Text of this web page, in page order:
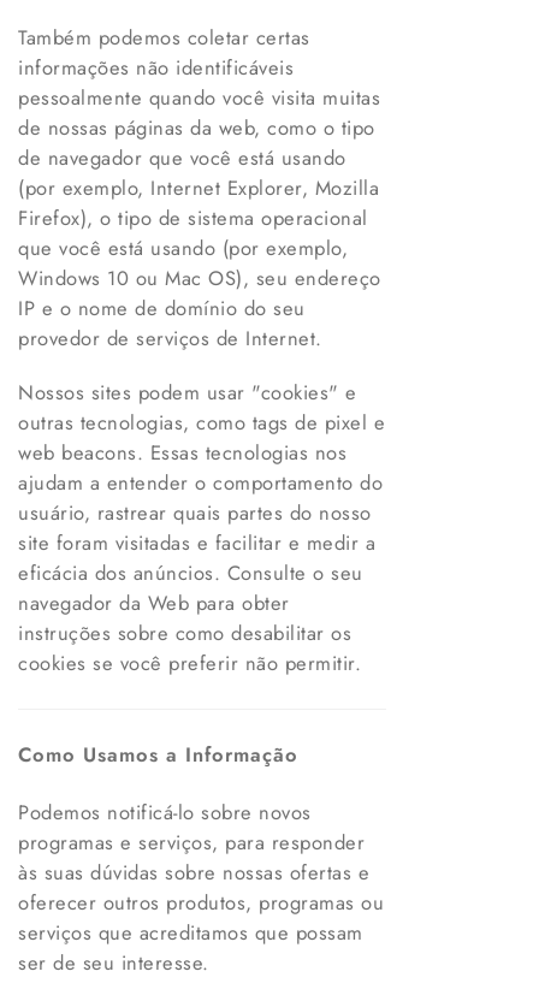
Também podemos coletar certas
informações não identificáveis
pessoalmente quando você visita muitas
de nossas páginas da web, como o tipo
de navegador que você está usando
(por exemplo, Internet Explorer, Mozilla
Firefox), o tipo de sistema operacional
que você está usando (por exemplo,
Windows 10 ou Mac OS), seu endereço
IP e o nome de domínio do seu
provedor de serviços de Internet.
Nossos sites podem usar "cookies" e
outras tecnologias, como tags de pixel e
web beacons. Essas tecnologias nos
ajudam a entender o comportamento do
usuário, rastrear quais partes do nosso
site foram visitadas e facilitar e medir a
eficácia dos anúncios. Consulte o seu
navegador da Web para obter
instruções sobre como desabilitar os
cookies se você preferir não permitir.
Como Usamos a Informação
Podemos notificá-lo sobre novos
programas e serviços, para responder
às suas dúvidas sobre nossas ofertas e
oferecer outros produtos, programas ou
serviços que acreditamos que possam
ser de seu interesse.